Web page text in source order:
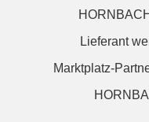
Lieferant
Marktplatz-